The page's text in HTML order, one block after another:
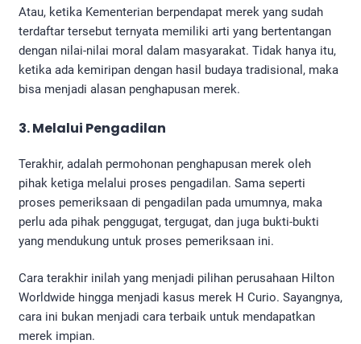
Atau, ketika Kementerian berpendapat merek yang sudah
terdaftar tersebut ternyata memiliki arti yang bertentangan
dengan nilai-nilai moral dalam masyarakat. Tidak hanya itu,
ketika ada kemiripan dengan hasil budaya tradisional, maka
bisa menjadi alasan penghapusan merek.
3. Melalui Pengadilan
Terakhir, adalah permohonan penghapusan merek oleh
pihak ketiga melalui proses pengadilan. Sama seperti
proses pemeriksaan di pengadilan pada umumnya, maka
perlu ada pihak penggugat, tergugat, dan juga bukti-bukti
yang mendukung untuk proses pemeriksaan ini.
Cara terakhir inilah yang menjadi pilihan perusahaan Hilton
Worldwide hingga menjadi kasus merek H Curio. Sayangnya,
cara ini bukan menjadi cara terbaik untuk mendapatkan
merek impian.